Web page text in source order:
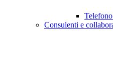
Consulenti e